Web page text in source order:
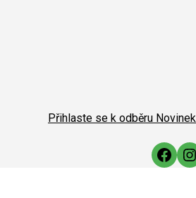
Přihlaste se k odběru